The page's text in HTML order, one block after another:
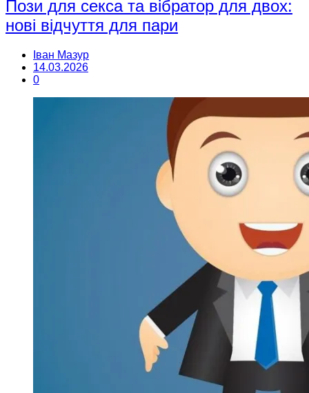
Пози для секса та вібратор для двох:
нові відчуття для пари
Іван Мазур
14.03.2026
0